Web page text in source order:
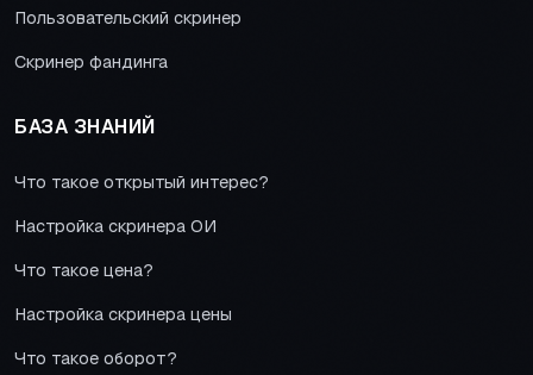
Пользовательский скринер
Скринер фандинга
БАЗА ЗНАНИЙ
Что такое открытый интерес?
Настройка скринера ОИ
Что такое цена?
Настройка скринера цены
Что такое оборот?